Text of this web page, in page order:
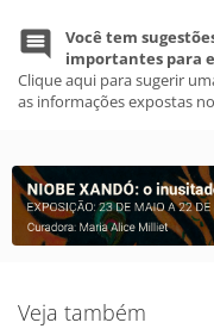
Você tem
importantes para
Clique aqui para sugerir
as informações expostas
Veja também